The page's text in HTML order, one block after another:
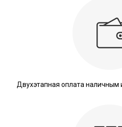
Двухэтапная оплата наличным